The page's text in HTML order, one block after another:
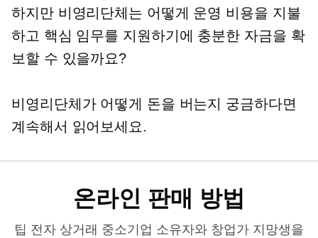
하지만 비영리단체는 어떻게 운영 비용을 지불
하고 핵심 임무를 지원하기에 충분한 자금을 확
보할 수 있을까요?
비영리단체가 어떻게 돈을 버는지 궁금하다면
계속해서 읽어보세요.
온라인 판매 방법
팁 전자 상거래 중소기업 소유자와 창업가 지망생을